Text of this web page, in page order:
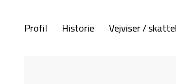
Profil Historie Vejviser /